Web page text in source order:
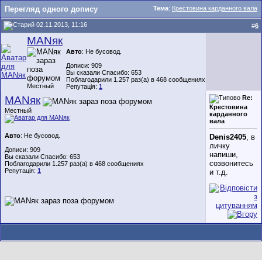
Тема: Крестовина карданного вала
Перегляд одного допису
02.11.2013, 11:16 #6
MANяк
Местный
Авто: Не бусовод.
Дописи: 909
Вы сказали Спасибо: 653
Поблагодарили 1.257 раз(а) в 468 сообщениях
Репутація: 1
MANяк
Местный
Авто: Не бусовод.
Дописи: 909
Вы сказали Спасибо: 653
Поблагодарили 1.257 раз(а) в 468 сообщениях
Репутація: 1
Re:
Крестовина
карданного
вала
Denis2405, в
личку
напиши,
созвонитесь
и т.д.